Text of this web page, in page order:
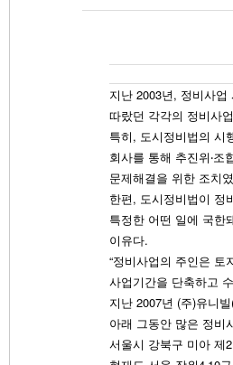
지난 2003년, 정비사
따랐던 각각의 정비사
특히, 도시정비법의 시
회사를 통해 추진위‧
문제해결을 위한 조치
한편, 도시정비법이 정
특정한 어떤 일에 국한
이유다.
“정비사업의 주인은
사업기간을 단축하고
지난 2007년 (주)유니
아래 그동안 많은 정비
서울시 강북구 미아 제